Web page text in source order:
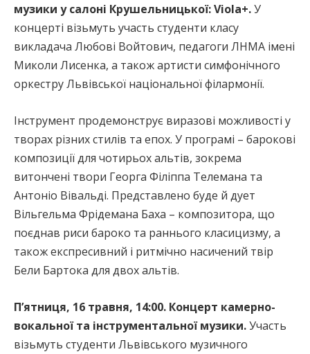
музики у салоні Крушельницької: Viola+.У
концерті візьмуть участь студенти класу
викладача Любові Войтович, педагоги ЛНМА імені
Миколи Лисенка, а також артисти симфонічного
оркестру Львівської національної філармонії.
Інструмент продемонструє виразові можливості у
творах різних стилів та епох. У програмі – барокові
композиції для чотирьох альтів, зокрема
витончені твори Георга Філіппа Телемана та
Антоніо Вівальді. Представлено буде й дует
Вільгельма Фрідемана Баха – композитора, що
поєднав риси бароко та раннього класицизму, а
також експресивний і ритмічно насичений твір
Бели Бартока для двох альтів.
П’ятниця, 16 травня, 14:00. Концерт камерно-
вокальної та інструментальної музики.Участь
візьмуть студенти Львівського музичного